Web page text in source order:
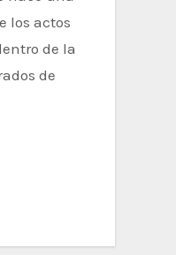
los actos
de la
de